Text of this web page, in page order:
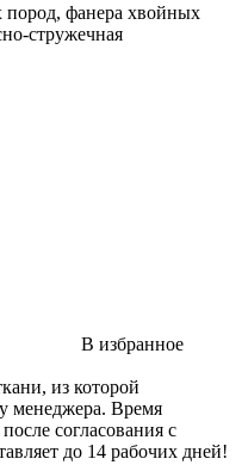
пород, фанера хвойных
стружечная
В избранное
из которой
менеджера. Время
согласования с
до 14 рабочих дней!